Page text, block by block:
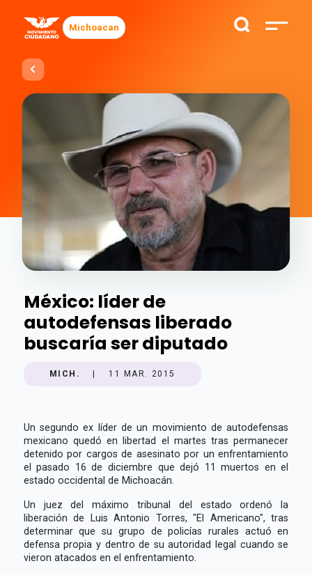
Michoacan
México: líder de
autodefensas liberado
buscaría ser diputado
MICH. 11 MAR. 2015
Un segundo ex líder de un movimiento de autodefensas
mexicano quedó en libertad el martes tras permanecer
detenido por cargos de asesinato por un enfrentamiento
el pasado 16 de diciembre que dejó 11 muertos en el
estado occidental de Michoacán.
Un juez del máximo tribunal del estado ordenó la
liberación de Luis Antonio Torres, "El Americano", tras
determinar que su grupo de policías rurales actuó en
defensa propia y dentro de su autoridad legal cuando se
vieron atacados en el enfrentamiento.